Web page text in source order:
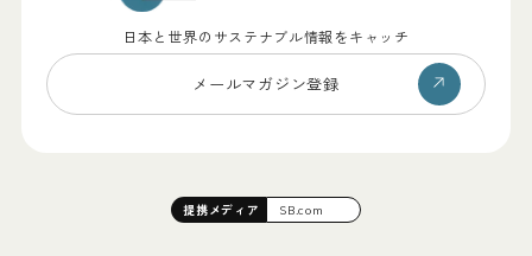
日本と世界のサステナブル情報をキャッチ
メールマガジン登録
提携メディア SB.com